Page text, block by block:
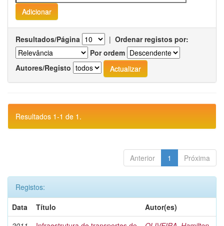
Resultados/Página | Ordenar registos por:
Por ordem
Autores/Registo
Resultados 1-1 de 1.
Anterior 1 Próxima
Registos:
Data
Título
Autor(es)